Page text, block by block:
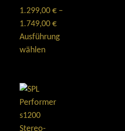
1.299,00 € –
1.749,00 €
Ausführung
wählen